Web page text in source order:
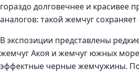
гораздо долговечнее и красивее
аналогов: такой жемчуг сохраняет
В экспозиции представлены
жемчуг Акоя и жемчуг южных
эффектные черные жемчужины.